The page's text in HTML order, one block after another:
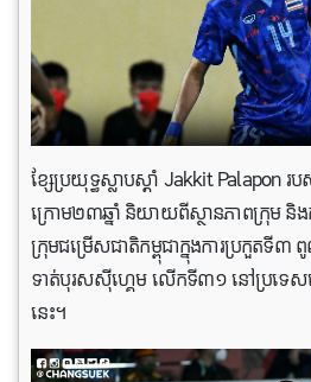
ខ្សែប្រយុទ្ធស្លាបស្តាំ Jakkit Palapon
ក្រោម២៣ឆ្នាំ និយាយពីស្ថានភាពក្រុម និង
ក្រុមជម្រើសជាតិកម្ពុជាក្នុងការប្រកួតទី
ទាត់បុរសស៊ីហ្គេម លើកទី៣១ នៅប្រទេស
នេះ។